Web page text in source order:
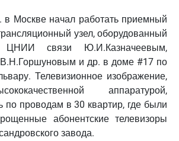
в Москве начал работать приемный
узел, оборудованный
ЦНИИ связи Ю.И.Казначеевым,
и др. в доме #17 по
Телевизионное изображение,
аппаратурой,
по проводам в 30 квартир, где были
абонентские телевизоры
завода.